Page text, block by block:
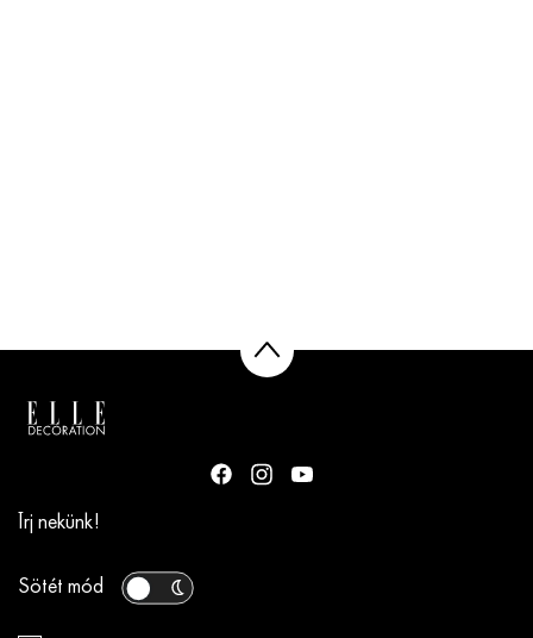
Írj nekünk!
Sötét mód